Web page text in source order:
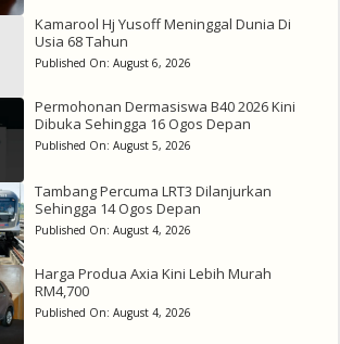
Kamarool Hj Yusoff Meninggal Dunia Di
Usia 68 Tahun
Published On: August 6, 2026
Permohonan Dermasiswa B40 2026 Kini
Dibuka Sehingga 16 Ogos Depan
Published On: August 5, 2026
Tambang Percuma LRT3 Dilanjurkan
Sehingga 14 Ogos Depan
Published On: August 4, 2026
Harga Produa Axia Kini Lebih Murah
RM4,700
Published On: August 4, 2026